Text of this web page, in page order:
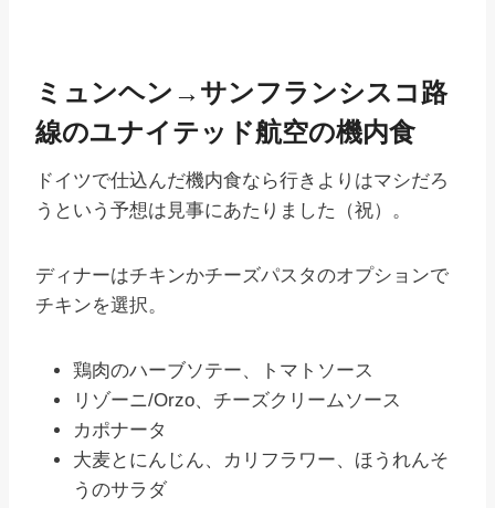
ミュンヘン→サンフランシスコ路
線のユナイテッド航空の機内食
ドイツで仕込んだ機内食なら行きよりはマシだろ
うという予想は見事にあたりました（祝）。
ディナーはチキンかチーズパスタのオプションで
チキンを選択。
鶏肉のハーブソテー、トマトソース
リゾーニ/Orzo、チーズクリームソース
カポナータ
大麦とにんじん、カリフラワー、ほうれんそ
うのサラダ